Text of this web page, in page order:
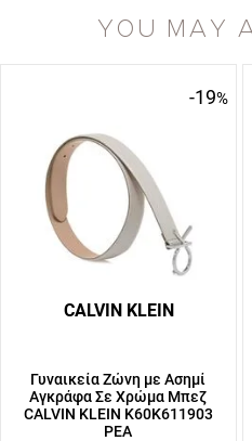
YOU MAY
-19%
CALVIN KLEIN
Γυναικεία Ζώνη με Ασημί
Αγκράφα Σε Χρώμα Μπεζ
CALVIN KLEIN K60K611903
PEA